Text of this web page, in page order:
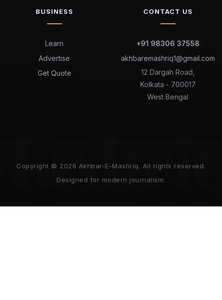
BUSINESS
Learn
Advertise
Get Quote
CONTACT US
+91 98306 37558
akhbaremashriq1@gmail.com
12 Dargah Road,
Kolkata - 700017
West Bengal
Copyright © 2026 Akhbar-E-Mashriq. All rights reserved.
Designed for modern journalism.